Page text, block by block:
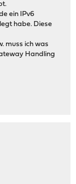
ein IPv6
habe. Diese
muss ich was
Handling